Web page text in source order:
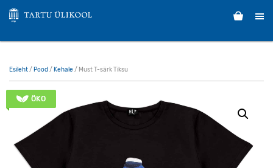
Esileht/ Pood / Kehale / Must T-särk Tiksu
ÖKO